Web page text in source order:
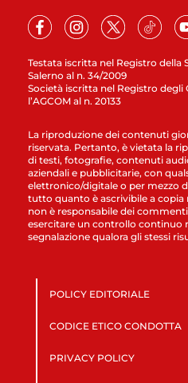
Testata iscritta nel Registro della
Salerno al n. 34/2009
Società iscritta nel Registro
l’AGCOM al n. 20133
La riproduzione dei contenuti
riservata. Pertanto, è vietata la
di testi, fotografie, contenuti
aziendali e pubblicitarie, con
elettronico/digitale o per mezzo
tutto quanto è ascrivibile a copia
non è responsabile dei
esercitare un controllo continuo
segnalazione qualora gli stessi
POLICY EDITORIALE
CODICE ETICO CONDOTTA
PRIVACY POLICY